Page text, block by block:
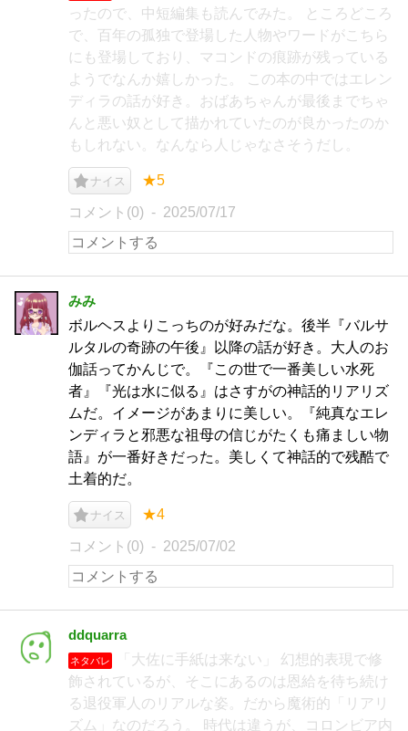
ったので、中短編集も読んでみた。 ところどころ
で、百年の孤独で登場した人物やワードがこちら
にも登場しており、マコンドの痕跡が残っている
ようでなんか嬉しかった。 この本の中ではエレン
ディラの話が好き。おばあちゃんが最後までちゃ
んと悪い奴として描かれていたのが良かったのか
もしれない。なんなら人じゃなさそうだし。
ナイス ★5
コメント(0) 2025/07/17
みみ
ボルヘスよりこっちのが好みだな。後半『バルサ
ルタルの奇跡の午後』以降の話が好き。大人のお
伽話ってかんじで。『この世で一番美しい水死
者』『光は水に似る』はさすがの神話的リアリズ
ムだ。イメージがあまりに美しい。『純真なエレ
ンディラと邪悪な祖母の信じがたくも痛ましい物
語』が一番好きだった。美しくて神話的で残酷で
土着的だ。
ナイス ★4
コメント(0) 2025/07/02
ddquarra
ネタバレ
「大佐に手紙は来ない」 幻想的表現で修
飾されているが、そこにあるのは恩給を待ち続け
る退役軍人のリアルな姿。だから魔術的「リアリ
ズム」なのだろう。 時代は違うが、コロンビア内